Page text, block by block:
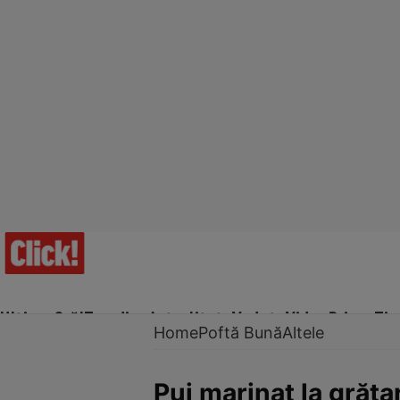
Ultima Oră!Trending Actualitate Vedete Video Prime Time
HomePoftă BunăAltele
Pui marinat la